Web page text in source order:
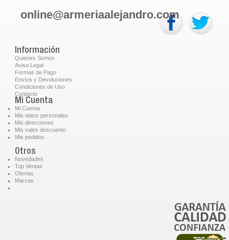
online@armeriaalejandro.com
Información
Quienes Somos
Aviso Legal
Formas de Pago
Envíos y Devoluciones
Condiciones de Uso
Contacto
Mi Cuenta
Mi Cuenta
Mis datos personales
Mis direcciones
Mis vales descuento
Mis pedidos
Otros
Novedades
Top Ventas
Ofertas
Marcas